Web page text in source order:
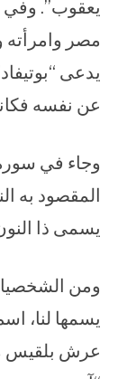
يعقوب”. وفي
مصر
يدعى
عن نفسه
وجاء في سورة
المقصود به
يسمى ذا
ومن
يسمها لنا،
عرش بلقيس